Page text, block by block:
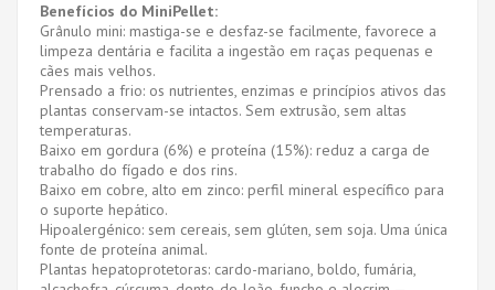
Benefícios do MiniPellet:
Grânulo mini: mastiga-se e desfaz-se facilmente, favorece a
limpeza dentária e facilita a ingestão em raças pequenas e
cães mais velhos.
Prensado a frio: os nutrientes, enzimas e princípios ativos das
plantas conservam-se intactos. Sem extrusão, sem altas
temperaturas.
Baixo em gordura (6%) e proteína (15%): reduz a carga de
trabalho do fígado e dos rins.
Baixo em cobre, alto em zinco: perfil mineral específico para
o suporte hepático.
Hipoalergénico: sem cereais, sem glúten, sem soja. Uma única
fonte de proteína animal.
Plantas hepatoprotetoras: cardo-mariano, boldo, fumária,